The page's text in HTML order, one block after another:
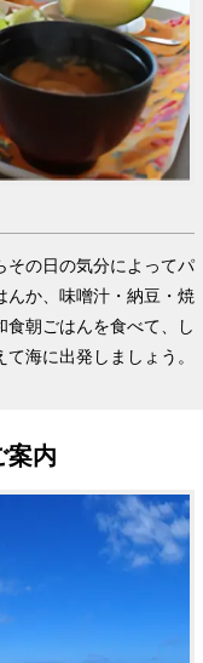
その日の気分によってパ
んか、味噌汁・納豆・焼
食朝ごはんを食べて、し
海に出発しましょう。
案内